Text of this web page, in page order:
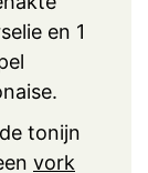
en 1
tonijn
vork